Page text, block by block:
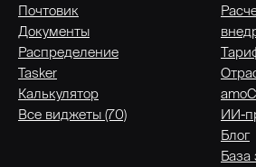
Почтовик
Документы
Распределение
Tasker
Калькулятор
Все виджеты (70)
ИИ-
Блог
База